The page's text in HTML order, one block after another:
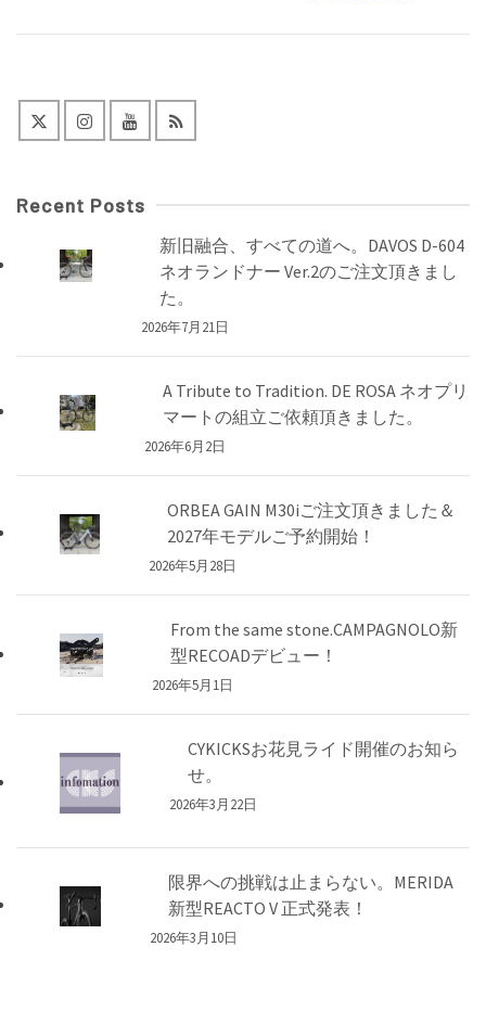
Recent Posts
新旧融合、すべての道へ。DAVOS D-604
ネオランドナー Ver.2のご注文頂きまし
た。
2026年7月21日
A Tribute to Tradition. DE ROSA ネオプリ
マートの組立ご依頼頂きました。
2026年6月2日
ORBEA GAIN M30iご注文頂きました＆
2027年モデルご予約開始！
2026年5月28日
From the same stone.CAMPAGNOLO新
型RECOADデビュー！
2026年5月1日
CYKICKSお花見ライド開催のお知ら
せ。
2026年3月22日
限界への挑戦は止まらない。MERIDA
新型REACTO V 正式発表！
2026年3月10日